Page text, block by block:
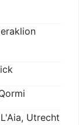
Utrecht